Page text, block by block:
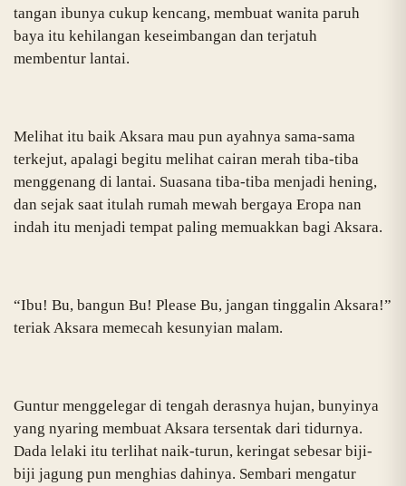
tangan ibunya cukup kencang, membuat wanita paruh
baya itu kehilangan keseimbangan dan terjatuh
membentur lantai.
Melihat itu baik Aksara mau pun ayahnya sama-sama
terkejut, apalagi begitu melihat cairan merah tiba-tiba
menggenang di lantai. Suasana tiba-tiba menjadi hening,
dan sejak saat itulah rumah mewah bergaya Eropa nan
indah itu menjadi tempat paling memuakkan bagi Aksara.
“Ibu! Bu, bangun Bu! Please Bu, jangan tinggalin Aksara!”
teriak Aksara memecah kesunyian malam.
Guntur menggelegar di tengah derasnya hujan, bunyinya
yang nyaring membuat Aksara tersentak dari tidurnya.
Dada lelaki itu terlihat naik-turun, keringat sebesar biji-
biji jagung pun menghias dahinya. Sembari mengatur